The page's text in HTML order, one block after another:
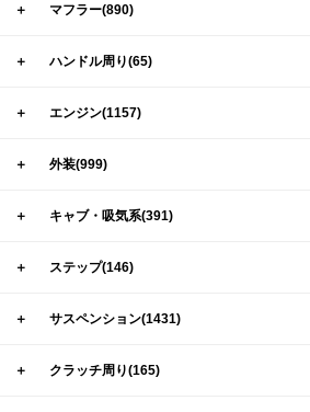
＋ マフラー(890)
＋ ハンドル周り(65)
＋ エンジン(1157)
＋ 外装(999)
＋ キャブ・吸気系(391)
＋ ステップ(146)
＋ サスペンション(1431)
＋ クラッチ周り(165)